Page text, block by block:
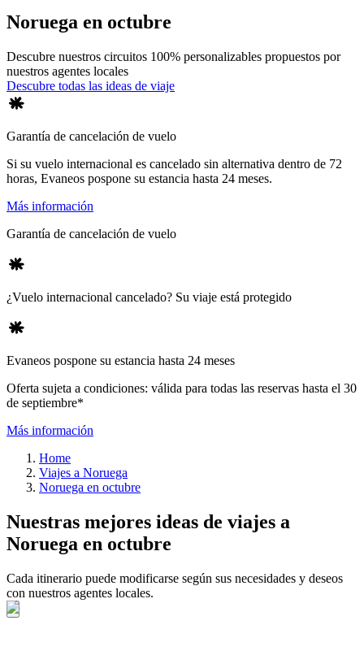
Noruega en octubre
Descubre nuestros circuitos 100% personalizables propuestos por
nuestros agentes locales
Descubre todas las ideas de viaje
Garantía de cancelación de vuelo
Si su vuelo internacional es cancelado sin alternativa dentro de 72
horas, Evaneos pospone su estancia hasta 24 meses.
Más información
Garantía de cancelación de vuelo
¿Vuelo internacional cancelado? Su viaje está protegido
Evaneos pospone su estancia hasta 24 meses
Oferta sujeta a condiciones: válida para todas las reservas hasta el 30
de septiembre*
Más información
Home
Viajes a Noruega
Noruega en octubre
Nuestras mejores ideas de viajes a
Noruega en octubre
Cada itinerario puede modificarse según sus necesidades y deseos
con nuestros agentes locales.